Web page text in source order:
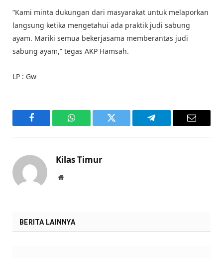
“Kami minta dukungan dari masyarakat untuk melaporkan
langsung ketika mengetahui ada praktik judi sabung
ayam. Mariki semua bekerjasama memberantas judi
sabung ayam,” tegas AKP Hamsah.
LP : Gw
Facebook WhatsAppTwitter Telegram Email
Kilas Timur
Website
BERITA LAINNYA